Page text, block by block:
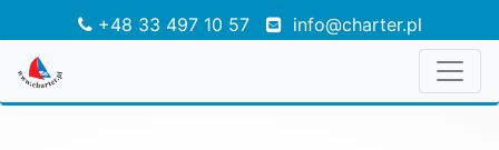
+48 33 497 10 57 info@charter.pl